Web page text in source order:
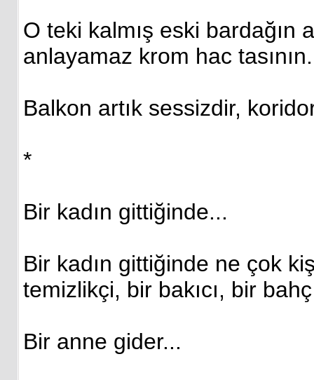
O teki kalmış eski bardağın
anlayamaz krom hac tasının.
Balkon artık sessizdir,
*
Bir kadın gittiğinde...
Bir kadın gittiğinde ne çok
temizlikçi, bir bakıcı, bir
Bir anne gider...